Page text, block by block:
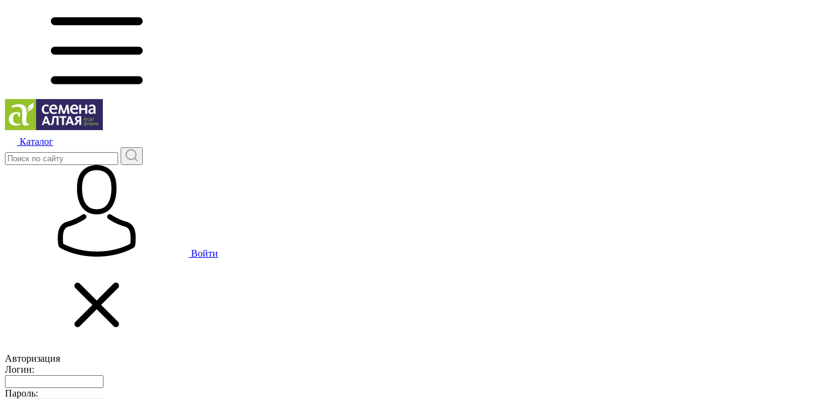
Каталог
Войти
Авторизация
Логин:
Пароль: